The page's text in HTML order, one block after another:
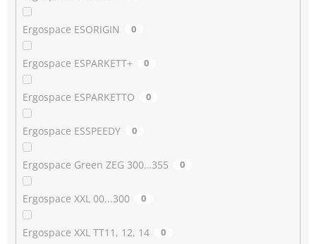
Ergospace ESORIGIN 0
Ergospace ESPARKETT+ 0
Ergospace ESPARKETTO 0
Ergospace ESSPEEDY 0
Ergospace Green ZEG 300…355 0
Ergospace XXL 00...300 0
Ergospace XXL TT11, 12, 14 0